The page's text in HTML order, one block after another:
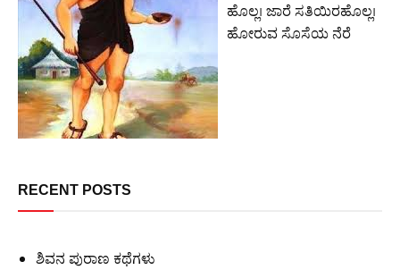
ಹೊಲ್ಲ। ಜಾರೆ ಸತಿಯಿರಹೊಲ್ಲ।
ಹೋರುವ ಸೊಸೆಯ ನೆರೆ
RECENT POSTS
ಶಿವನ ಪುರಾಣ ಕಥೆಗಳು